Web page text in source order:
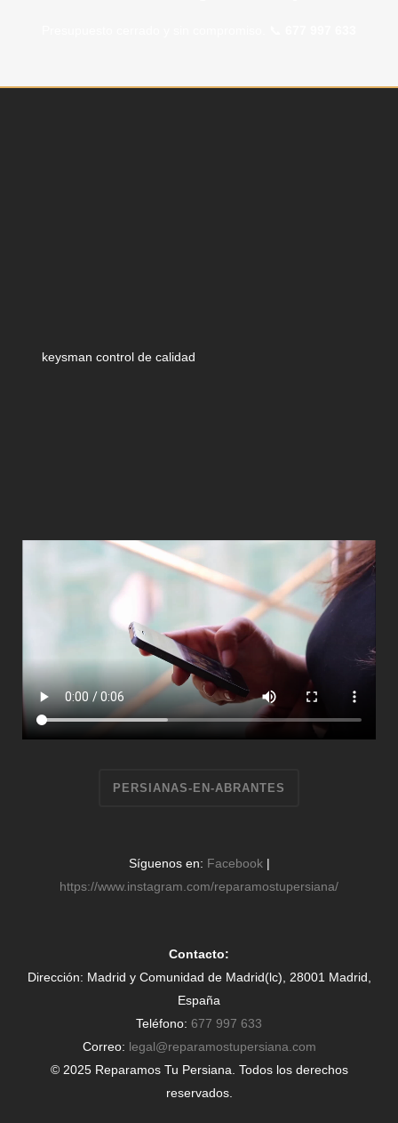
keysman control de calidad
PERSIANAS-EN-ABRANTES
Síguenos en: Facebook|
https://www.instagram.com/reparamostupersiana/
Contacto:
Dirección: Madrid y Comunidad de Madrid(lc), 28001 Madrid,
España
Teléfono: 677 997 633
Correo: legal@reparamostupersiana.com
© 2025 Reparamos Tu Persiana. Todos los derechos
reservados.